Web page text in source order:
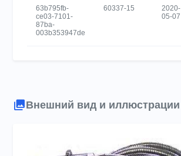
63b795fb-
ce03-7101-
87ba-
003b353947de
60337-15
2020-
05-07
Внешний вид и иллюстрации